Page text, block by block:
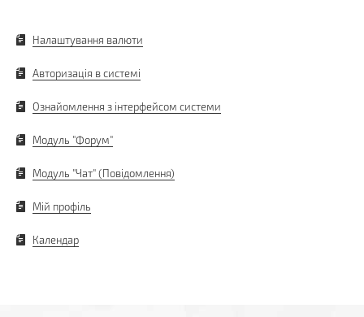
Налаштування валюти
Авторизація в системі
Ознайомлення з інтерфейсом системи
Модуль "Форум"
Модуль "Чат" (Повідомлення)
Мій профіль
Календар